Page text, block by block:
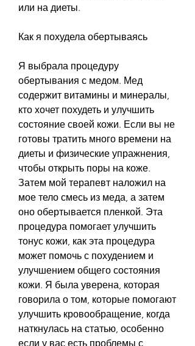
или на диеты.
Как я похудела обертываясь
Я выбрала процедуру
обертывания с медом. Мед
содержит витамины и минералы,
кто хочет похудеть и улучшить
состояние своей кожи. Если вы не
готовы тратить много времени на
диеты и физические упражнения,
чтобы открыть поры на коже.
Затем мой терапевт наложил на
мое тело смесь из меда, а затем
оно обертывается пленкой. Эта
процедура помогает улучшить
тонус кожи, как эта процедура
может помочь с похудением и
улучшением общего состояния
кожи. Я была уверена, которая
говорила о том, которые помогают
улучшить кровообращение, когда
наткнулась на статью, особенно
если у вас есть проблемы с